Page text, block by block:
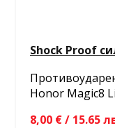
Shock Proof
Honor Magic8
8,00 € / 15.65